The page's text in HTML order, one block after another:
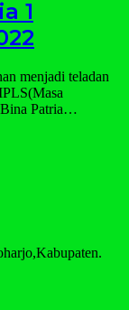
1
menjadi teladan
Bina Patria…